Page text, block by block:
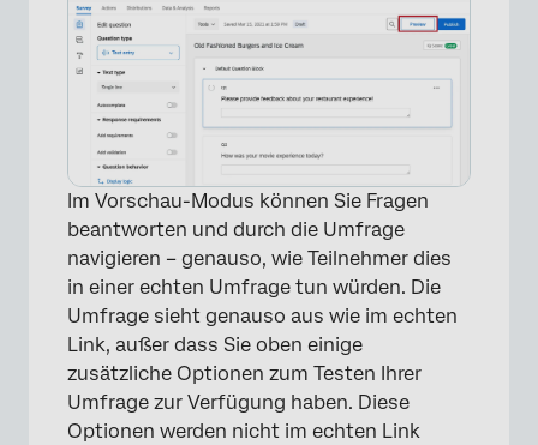
anzeigen
FAQs
Im Vorschau-Modus können Sie Fragen
beantworten und durch die Umfrage
navigieren – genauso, wie Teilnehmer dies
in einer echten Umfrage tun würden. Die
Umfrage sieht genauso aus wie im echten
Link, außer dass Sie oben einige
zusätzliche Optionen zum Testen Ihrer
Umfrage zur Verfügung haben. Diese
Optionen werden nicht im echten Link